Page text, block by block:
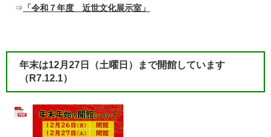
⇒ 「令和７年度 近世文化展示室」
年末は​12月27日（土曜日）まで開館しています
（R7.12.1）